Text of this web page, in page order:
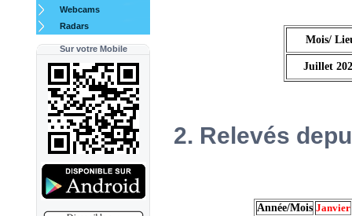
Webcams
Radars
Sur votre Mobile
Mois/
Juillet
2. Relevés
Année/Mois Janvier